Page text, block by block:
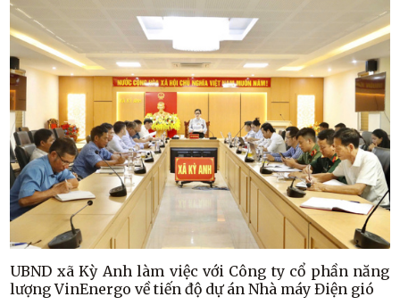
UBND xã Kỳ Anh làm việc với Công ty cổ phần năng
lượng VinEnergo về tiến độ dự án Nhà máy Điện gió